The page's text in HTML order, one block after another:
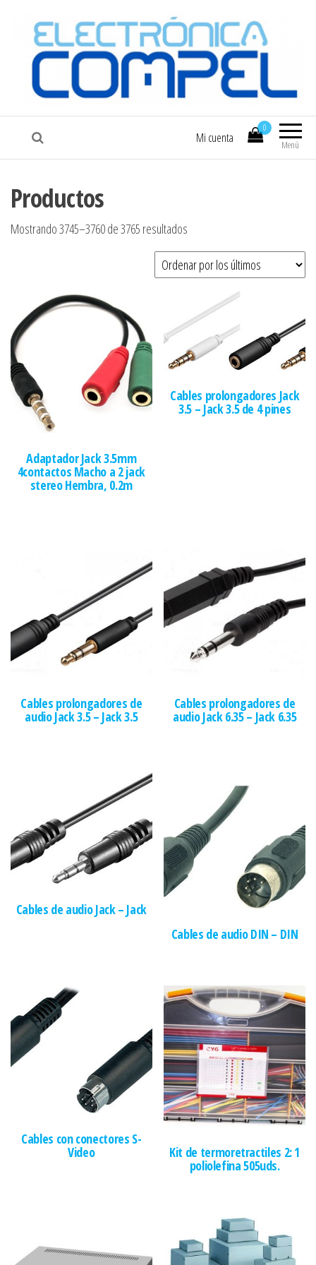
COMPEL Electrónica COMPEL
Menú
0
Mi cuenta
Productos
Mostrando 3745–3760 de 3765 resultados
Adaptador Jack 3.5mm
4contactos Macho a 2 jack
stereo Hembra, 0.2m
Cables prolongadores Jack
3.5 – Jack 3.5 de 4 pines
Cables prolongadores de
audio Jack 3.5 – Jack 3.5
Cables prolongadores de
audio Jack 6.35 – Jack 6.35
Cables de audio Jack – Jack
Cables de audio DIN – DIN
Cables con conectores S-
Video Kit de termoretractiles 2: 1
poliolefina 505uds.